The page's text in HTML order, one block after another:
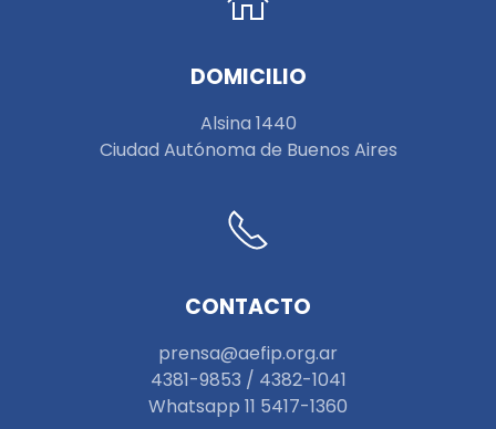
DOMICILIO
Alsina 1440
Ciudad Autónoma de Buenos Aires
CONTACTO
prensa@aefip.org.ar
4381-9853 / 4382-1041
Whatsapp 11 5417-1360